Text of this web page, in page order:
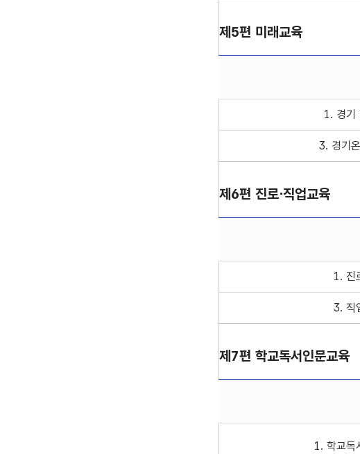
제5편 미래교육
1. 경
3. 경기
제6편 진로⋅직업교육
제6편 진로⋅직업교육 단위업무
1. 진
3. 직
제7편 학교독서인문교육
1. 학교독